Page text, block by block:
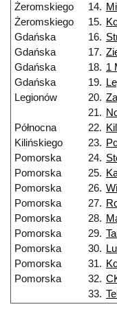
Żeromskiego
14.
Żeromskiego
15.
Gdańska
16.
Gdańska
17.
Gdańska
18. 1
Gdańska
19.
Legionów
20.
21.
Północna
22.
Kilińskiego
23.
Pomorska
24.
Pomorska
25.
Pomorska
26.
Pomorska
27.
Pomorska
28.
Pomorska
29.
Pomorska
30.
Pomorska
31.
Pomorska
32.
33.